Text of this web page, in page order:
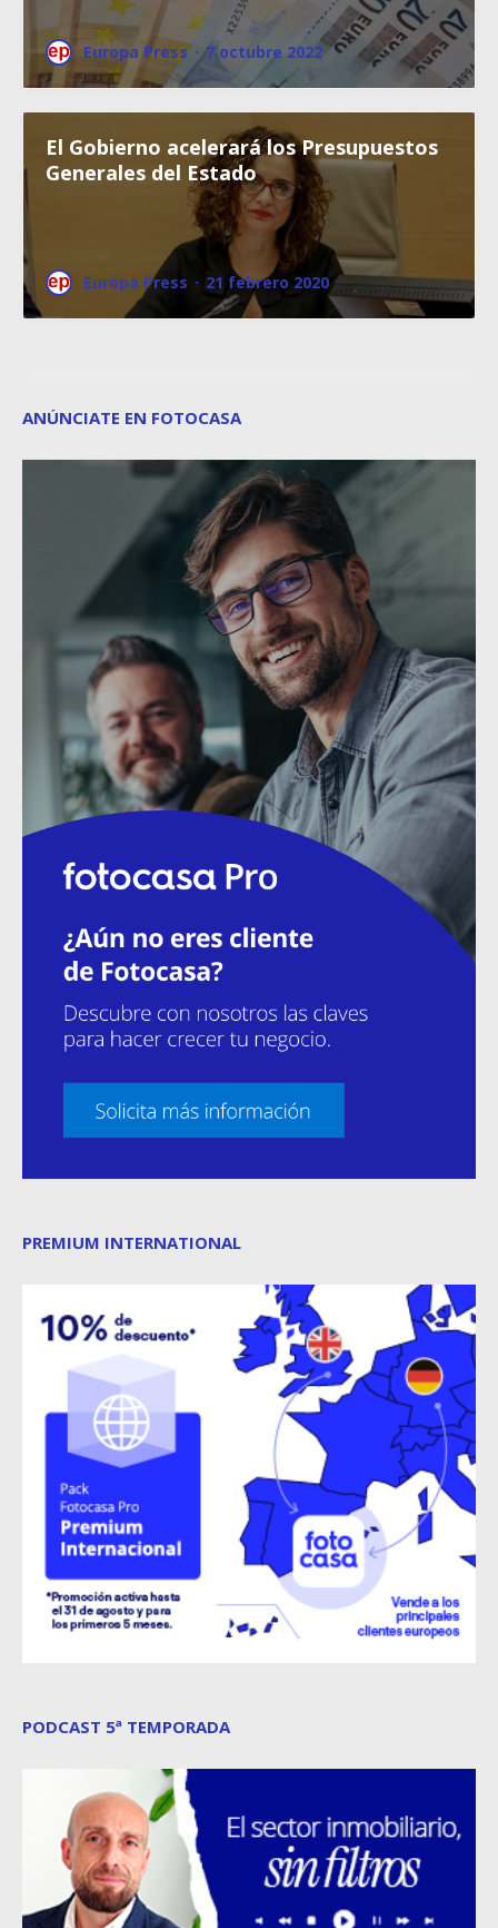
Europa Press · 7 octubre 2022
El Gobierno acelerará los Presupuestos
Generales del Estado
Europa Press · 21 febrero 2020
ANÚNCIATE EN FOTOCASA
PREMIUM INTERNATIONAL
PODCAST 5ª TEMPORADA